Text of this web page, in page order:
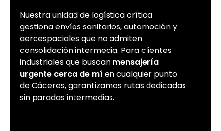
Nuestra unidad de logística crítica
gestiona envíos sanitarios, automoción y
aeroespaciales que no admiten
consolidación intermedia. Para clientes
industriales que buscan mensajería
urgente cerca de mí en cualquier punto
de Cáceres, garantizamos rutas dedicadas
sin paradas intermedias.